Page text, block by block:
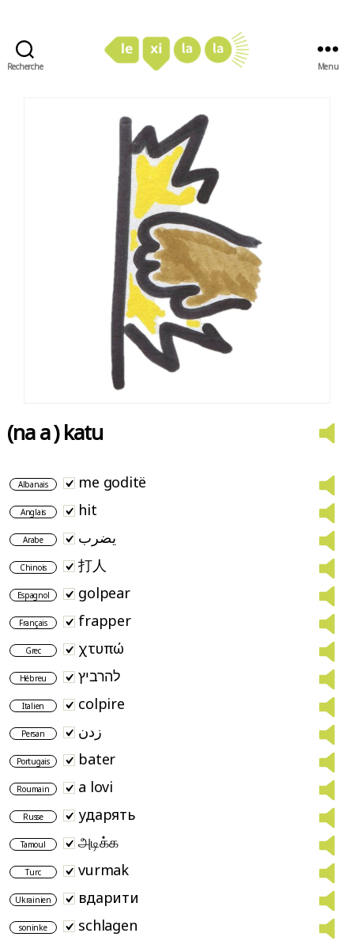
Recherche Menu
(na a ) katu
Albanais me goditë
Anglais hit
Arabe يضرب
Chinois 打人
Espagnol golpear
Français frapper
Grec χτυπώ
Hébreu להרביץ
Italien colpire
Persan زدن
Portugais bater
Roumain a lovi
Russe ударять
Tamoul அடிக்க
Turc vurmak
Ukrainien вдарити
soninke schlagen